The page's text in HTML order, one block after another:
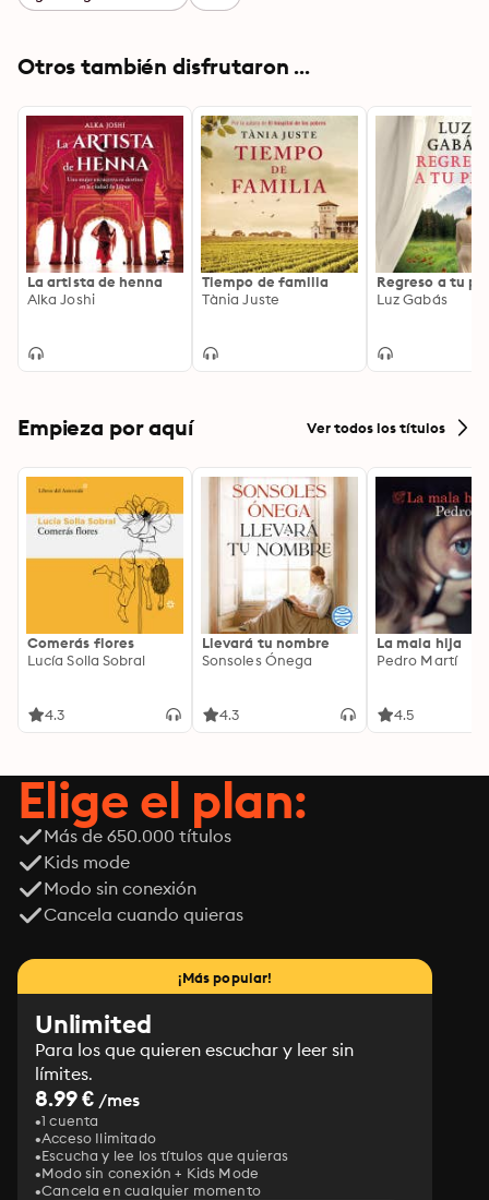
Otros también disfrutaron ...
La artista de henna
Alka Joshi
Tiempo de familia
Tània Juste
Regreso a tu
Luz Gabás
Empieza por aquí Ver todos los títulos
Comerás flores
Lucía Solla Sobral
4.3
Llevará tu nombre
Sonsoles Ónega
4.3
La mala hija
Pedro Martí
4.5
Elige el plan:
Más de 650.000 títulos
Kids mode
Modo sin conexión
Cancela cuando quieras
¡Más popular!
Unlimited
Para los que quieren escuchar y leer sin
límites.
8.99 € /mes
1 cuenta
Acceso Ilimitado
Escucha y lee los títulos que quieras
Modo sin conexión + Kids Mode
Cancela en cualquier momento